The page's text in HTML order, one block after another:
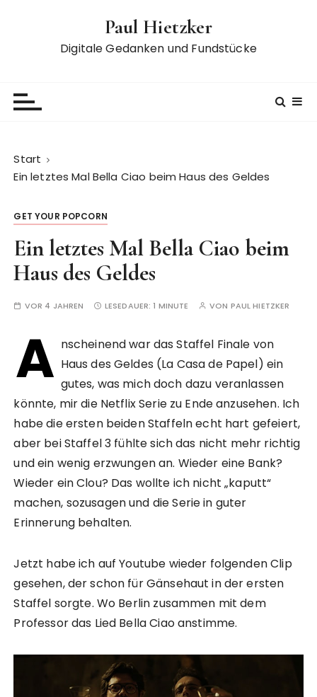
Paul Hietzker
Digitale Gedanken und Fundstücke
Start
Ein letztes Mal Bella Ciao beim Haus des Geldes
GET YOUR POPCORN
Ein letztes Mal Bella Ciao beim
Haus des Geldes
VOR 4 JAHREN LESEDAUER:1 MINUTE VON PAUL HIETZKER
A nscheinend war das Staffel Finale von
Haus des Geldes (La Casa de Papel) ein
gutes, was mich doch dazu veranlassen
könnte, mir die Netflix Serie zu Ende anzusehen. Ich
habe die ersten beiden Staffeln echt hart gefeiert,
aber bei Staffel 3 fühlte sich das nicht mehr richtig
und ein wenig erzwungen an. Wieder eine Bank?
Wieder ein Clou? Das wollte ich nicht „kaputt“
machen, sozusagen und die Serie in guter
Erinnerung behalten.
Jetzt habe ich auf Youtube wieder folgenden Clip
gesehen, der schon für Gänsehaut in der ersten
Staffel sorgte. Wo Berlin zusammen mit dem
Professor das Lied Bella Ciao anstimme.